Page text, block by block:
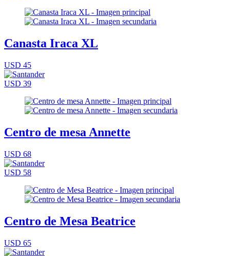
Canasta Iraca XL
USD 45
USD 39
Centro de mesa Annette
USD 68
USD 58
Centro de Mesa Beatrice
USD 65